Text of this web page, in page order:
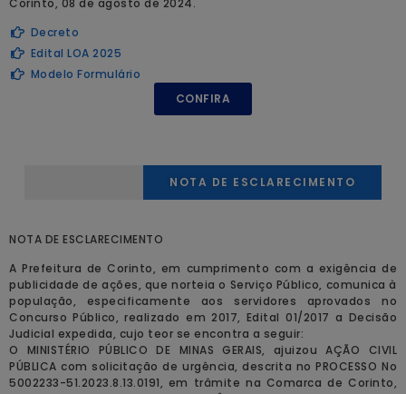
Decreto
Edital LOA 2025
Modelo Formulário
CONFIRA
NOTA DE ESCLARECIMENTO
NOTA DE ESCLARECIMENTO
A Prefeitura de Corinto, em cumprimento com a exigência de
publicidade de ações, que norteia o Serviço Público, comunica à
população, especificamente aos servidores aprovados no
Concurso Público, realizado em 2017, Edital 01/2017 a Decisão
Judicial expedida, cujo teor se encontra a seguir:
O MINISTÉRIO PÚBLICO DE MINAS GERAIS, ajuizou AÇÃO CIVIL
PÚBLICA com solicitação de urgência, descrita no PROCESSO No
5002233-51.2023.8.13.0191, em trâmite na Comarca de Corinto,